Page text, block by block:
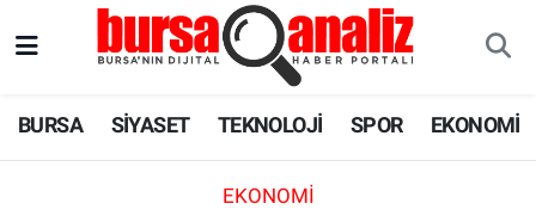
BURSA SİYASET TEKNOLOJİ SPOR EKONOMİ
EKONOMI